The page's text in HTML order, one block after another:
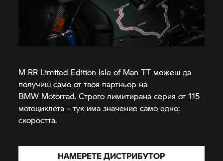
M RR Limited Edition Isle of Man TT можеш да
получиш само от твоя партньор на
BMW Motorrad. Строго лимитирана серия от 115
мотоциклета – тук има значение само едно:
скоростта.
НАМЕРЕТЕ ДИСТРИБУТОР